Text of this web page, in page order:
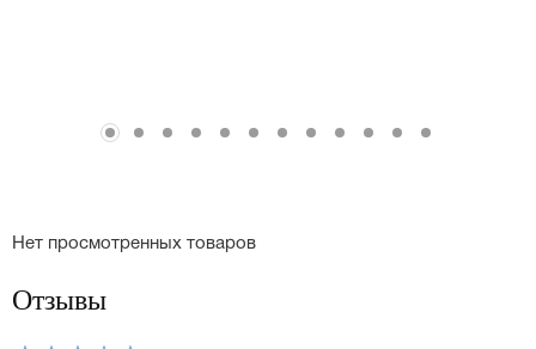
Нет просмотренных товаров
Отзывы